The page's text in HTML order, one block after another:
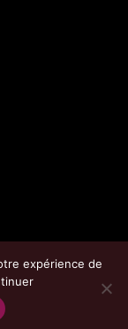
Mentions Légales
expérience de